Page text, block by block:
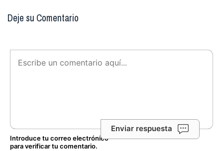
Deje su Comentario
Enviar respuesta
Introduce tu correo electrónico
para verificar tu comentario.